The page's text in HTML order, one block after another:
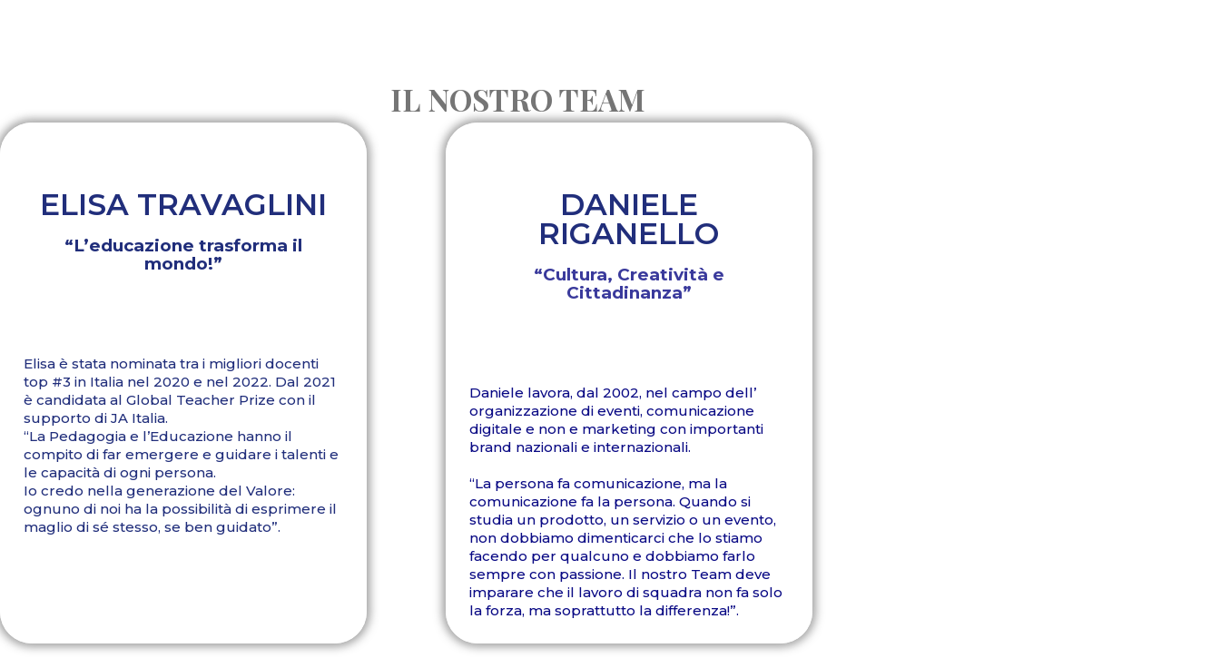
IL NOSTRO TEAM
ELISA TRAVAGLINI
“L’educazione trasforma il
mondo!”
Elisa è stata nominata tra i migliori docenti
top #3 in Italia nel 2020 e nel 2022. Dal 2021
è candidata al Global Teacher Prize con il
supporto di JA Italia.
“La Pedagogia e l’Educazione hanno il
compito di far emergere e guidare i talenti e
le capacità di ogni persona.
Io credo nella generazione del Valore:
ognuno di noi ha la possibilità di esprimere il
maglio di sé stesso, se ben guidato”.
DANIELE
RIGANELLO
“Cultura, Creatività e
Cittadinanza”
Daniele lavora, dal 2002, nel campo dell’
organizzazione di eventi, comunicazione
digitale e non e marketing con importanti
brand nazionali e internazionali.
“La persona fa comunicazione, ma la
comunicazione fa la persona. Quando si
studia un prodotto, un servizio o un evento,
non dobbiamo dimenticarci che lo stiamo
facendo per qualcuno e dobbiamo farlo
sempre con passione. Il nostro Team deve
imparare che il lavoro di squadra non fa solo
la forza, ma soprattutto la differenza!”.